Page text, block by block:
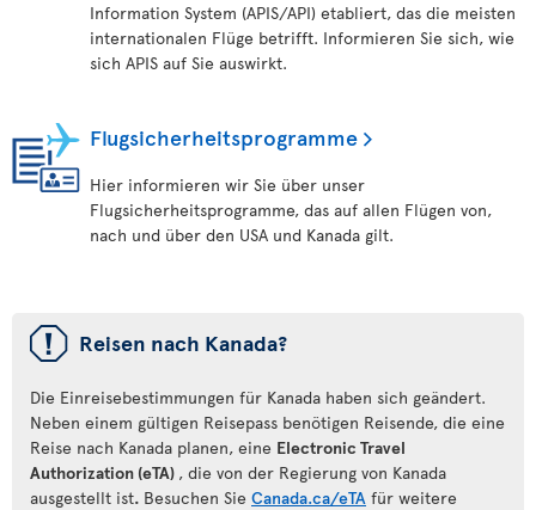
Information System (APIS/API) etabliert, das die meisten
internationalen Flüge betrifft. Informieren Sie sich, wie
sich APIS auf Sie auswirkt.
Flugsicherheitsprogramme
Hier informieren wir Sie über unser
Flugsicherheitsprogramme, das auf allen Flügen von,
nach und über den USA und Kanada gilt.
ü Reisen nach Kanada?
Die Einreisebestimmungen für Kanada haben sich geändert.
Neben einem gültigen Reisepass benötigen Reisende, die eine
Reise nach Kanada planen, eine Electronic Travel
Authorization (eTA) , die von der Regierung von Kanada
ausgestellt ist. Besuchen Sie Canada.ca/eTA für weitere